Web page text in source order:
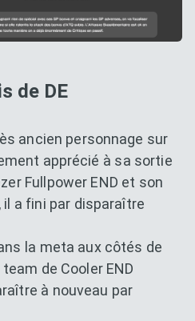
de DE
ancien personnage sur
apprécié à sa sortie
Fullpower END et son
a fini par disparaître
la meta aux côtés de
de Cooler END
à nouveau par